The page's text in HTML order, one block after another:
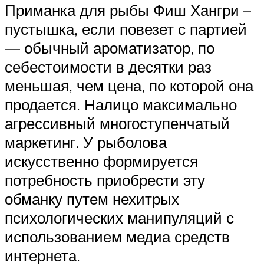
Приманка для рыбы Фиш Хангри –
пустышка, если повезет с партией
— обычный ароматизатор, по
себестоимости в десятки раз
меньшая, чем цена, по которой она
продается. Налицо максимально
агрессивный многоступенчатый
маркетинг. У рыболова
искусственно формируется
потребность приобрести эту
обманку путем нехитрых
психологических манипуляций с
использованием медиа средств
интернета.